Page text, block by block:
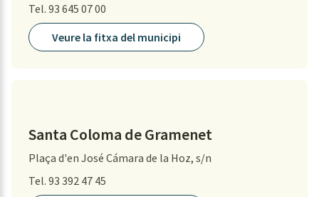
Tel. 93 645 07 00
Veure la fitxa del municipi
Santa Coloma de Gramenet
Plaça d'en José Cámara de la Hoz, s/n
Tel. 93 392 47 45